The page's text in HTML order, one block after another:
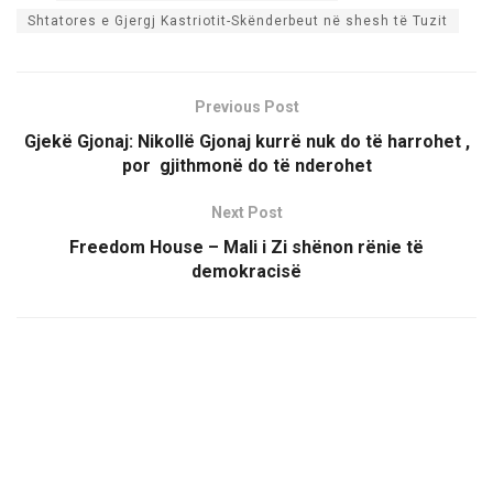
Shtatores e Gjergj Kastriotit-Skënderbeut në shesh të Tuzit
Previous Post
Gjekë Gjonaj: Nikollë Gjonaj kurrë nuk do të harrohet ,
por gjithmonë do të nderohet
Next Post
Freedom House – Mali i Zi shënon rënie të
demokracisë